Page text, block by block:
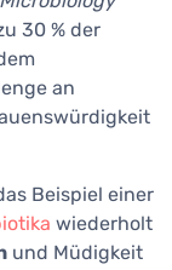
30 % der
an
Beispiel einer
wiederholt
und Müdigkeit